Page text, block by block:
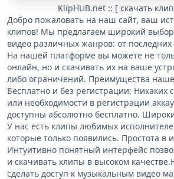
KlipHUB.net :: [ скачать
Добро пожаловать на наш сайт, ваш
клипов! Мы предлагаем широкий
видео различных жанров: от последних
На нашей платформе вы можете не
онлайн, но и скачивать их на ваше
либо ограничений. Преимущества
Бесплатно и без регистрации: Никаких
или необходимости в регистрации
доступны абсолютно бесплатно.
У нас есть клипы любимых
которые только появились. Простота в
Интуитивно понятный интерфейс
и скачивать клипы в высоком
сделать доступ к музыкальным видео